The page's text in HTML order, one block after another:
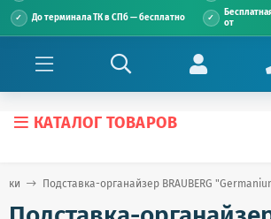
До терминала ТК в СПб — бесплатно
от
КАТАЛОГ ТОВАРОВ
Подставка-органайзер BRAUBERG